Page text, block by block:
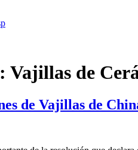
Vajillas de
de Vajillas de